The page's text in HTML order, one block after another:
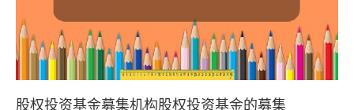
股权投资基金募集机构股权投资基金的募集